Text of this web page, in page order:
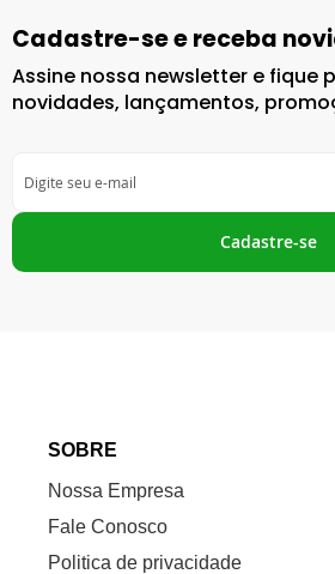
Cadastre-se e receba
Assine nossa newsletter e fique
novidades, lançamentos,
se
na
Newsletter:
Cadastre-se
SOBRE
Nossa Empresa
Fale Conosco
Politica de privacidade